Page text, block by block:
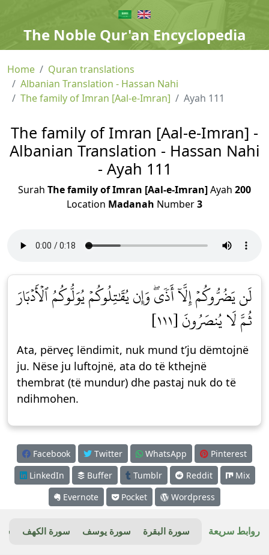
The Noble Qur'an Encyclopedia
Home
Quran translations
Albanian Translation - Hassan Nahi
The family of Imran [Aal-e-Imran]
Ayah 111
The family of Imran [Aal-e-Imran] -
Albanian Translation - Hassan Nahi
- Ayah 111
Surah The family of Imran [Aal-e-Imran]Ayah 200
Location Madanah Number3
لَن يَضُرُّوكُمۡ إِلَّآ أَذٗىۖ وَإِن يُقَٰتِلُوكُمۡ يُوَلُّوكُمُ ٱلۡأَدۡبَارَ
ثُمَّ لَا يُنصَرُونَ [١١١]
Ata, përveç lëndimit, nuk mund t’ju dëmtojnë
ju. Nëse ju luftojnë, ata do të kthejnë
thembrat (të mundur) dhe pastaj nuk do të
ndihmohen.
Facebook Twitter WhatsApp
Pinterest
LinkedIn
Buffer Tumblr Reddit
Mix
Evernote
Pocket Wordpress
روابط سريعة سورة البقرة سورة يوسف سورة الكهف